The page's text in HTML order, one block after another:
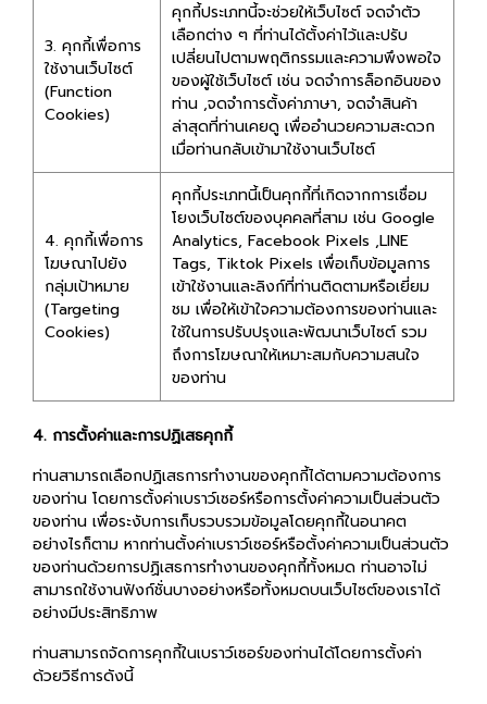
3. คุกกี้เพื่อการ
ใช้งานเว็บไซต์
(Function
Cookies)
คุกกี้ประเภทนี้จะช่วยให้เว็บไซต์ จดจำตัว
เลือกต่าง ๆ ที่ท่านได้ตั้งค่าไว้และปรับ
เปลี่ยนไปตามพฤติกรรมและความพึงพอใจ
ของผู้ใช้เว็บไซต์ เช่น จดจำการล็อกอินของ
ท่าน ,จดจำการตั้งค่าภาษา, จดจำสินค้า
ล่าสุดที่ท่านเคยดู เพื่ออำนวยความสะดวก
เมื่อท่านกลับเข้ามาใช้งานเว็บไซต์
4. คุกกี้เพื่อการ
โฆษณาไปยัง
กลุ่มเป้าหมาย
(Targeting
Cookies)
คุกกี้ประเภทนี้เป็นคุกกี้ที่เกิดจากการเชื่อม
โยงเว็บไซต์ของบุคคลที่สาม เช่น Google
Analytics, Facebook Pixels ,LINE
Tags, Tiktok Pixels เพื่อเก็บข้อมูลการ
เข้าใช้งานและลิงก์ที่ท่านติดตามหรือเยี่ยม
ชม เพื่อให้เข้าใจความต้องการของท่านและ
ใช้ในการปรับปรุงและพัฒนาเว็บไซต์ รวม
ถึงการโฆษณาให้เหมาะสมกับความสนใจ
ของท่าน
4. การตั้งค่าและการปฏิเสธคุกกี้
ท่านสามารถเลือกปฏิเสธการทำงานของคุกกี้ได้ตามความต้องการ
ของท่าน โดยการตั้งค่าเบราว์เซอร์หรือการตั้งค่าความเป็นส่วนตัว
ของท่าน เพื่อระงับการเก็บรวบรวมข้อมูลโดยคุกกี้ในอนาคต
อย่างไรก็ตาม หากท่านตั้งค่าเบราว์เซอร์หรือตั้งค่าความเป็นส่วนตัว
ของท่านด้วยการปฏิเสธการทำงานของคุกกี้ทั้งหมด ท่านอาจไม่
สามารถใช้งานฟังก์ชั่นบางอย่างหรือทั้งหมดบนเว็บไซต์ของเราได้
อย่างมีประสิทธิภาพ
ท่านสามารถจัดการคุกกี้ในเบราว์เซอร์ของท่านได้โดยการตั้งค่า
ด้วยวิธีการดังนี้